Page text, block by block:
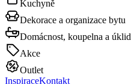
Kuchyně
Dekorace a organizace bytu
Domácnost, koupelna a úklid
Akce
Outlet
InspiraceKontakt